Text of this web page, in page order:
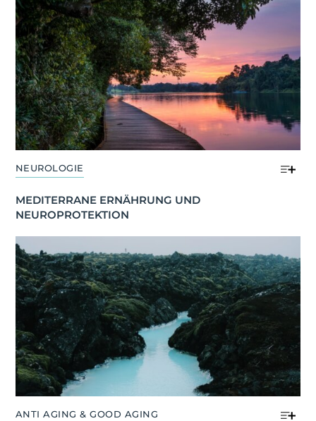
NEUROLOGIE
MEDITERRANE ERNÄHRUNG UND
NEUROPROTEKTION
ANTI AGING & GOOD AGING